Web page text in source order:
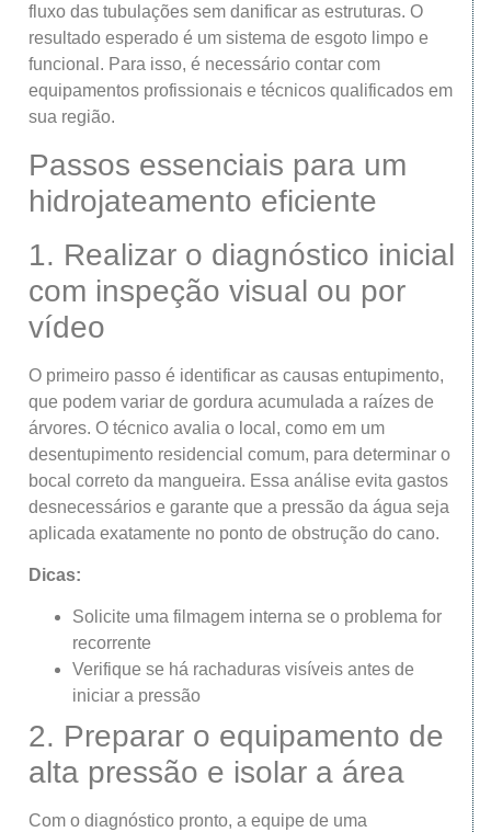
fluxo das tubulações sem danificar as estruturas. O
resultado esperado é um sistema de esgoto limpo e
funcional. Para isso, é necessário contar com
equipamentos profissionais e técnicos qualificados em
sua região.
Passos essenciais para um
hidrojateamento eficiente
1. Realizar o diagnóstico inicial
com inspeção visual ou por
vídeo
O primeiro passo é identificar as causas entupimento,
que podem variar de gordura acumulada a raízes de
árvores. O técnico avalia o local, como em um
desentupimento residencial comum, para determinar o
bocal correto da mangueira. Essa análise evita gastos
desnecessários e garante que a pressão da água seja
aplicada exatamente no ponto de obstrução do cano.
Dicas:
Solicite uma filmagem interna se o problema for
recorrente
Verifique se há rachaduras visíveis antes de
iniciar a pressão
2. Preparar o equipamento de
alta pressão e isolar a área
Com o diagnóstico pronto, a equipe de uma